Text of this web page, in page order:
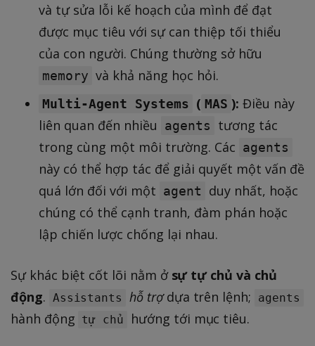
và tự sửa lỗi kế hoạch của mình để đạt
được mục tiêu với sự can thiệp tối thiểu
của con người. Chúng thường sở hữu
memory và khả năng học hỏi.
Multi-Agent Systems ( MAS ): Điều này
liên quan đến nhiều
agents
tương tác
trong cùng một môi trường. Các agents
này có thể hợp tác để giải quyết một vấn đề
quá lớn đối với một agent
duy nhất, hoặc
chúng có thể cạnh tranh, đàm phán hoặc
lập chiến lược chống lại nhau.
Sự khác biệt cốt lõi nằm ở sự tự chủ và chủ
động. Assistants hỗ trợdựa trên lệnh; agents
hành động tự chủ hướng tới mục tiêu.